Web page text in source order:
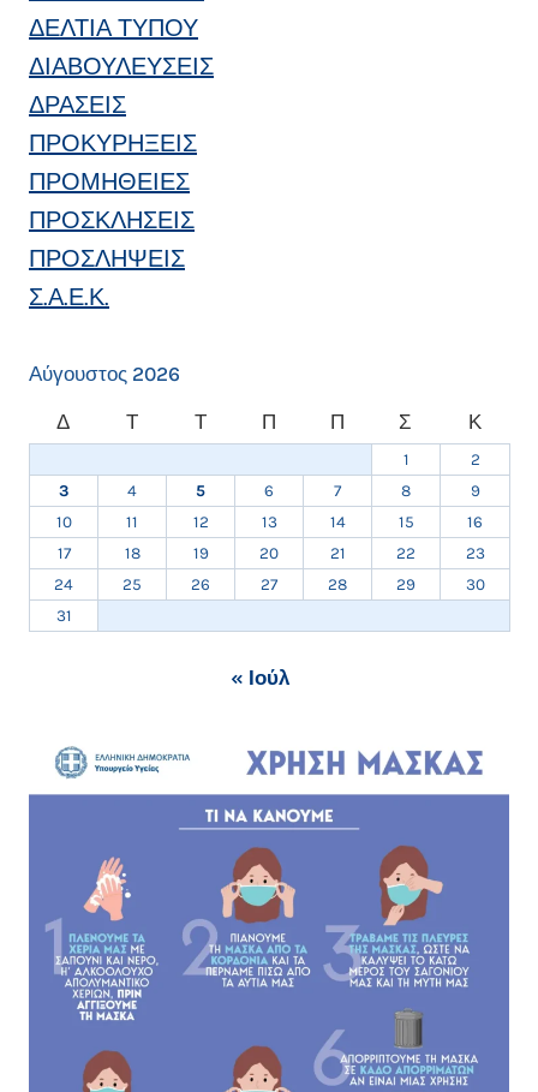
ΔΕΛΤΙΑ ΤΥΠΟΥ
ΔΙΑΒΟΥΛΕΥΣΕΙΣ
ΔΡΑΣΕΙΣ
ΠΡΟΚΥΡΗΞΕΙΣ
ΠΡΟΜΗΘΕΙΕΣ
ΠΡΟΣΚΛΗΣΕΙΣ
ΠΡΟΣΛΗΨΕΙΣ
Σ.Α.Ε.Κ.
Αύγουστος 2026
Δ
Τ Τ Π Π Σ Κ
1
2
3
4 5 6 7 8
9
10
11 12 13 14 15
16
17
18 19 20 21 22
23
24
25 26 27 28 29
30
31
« Ιούλ